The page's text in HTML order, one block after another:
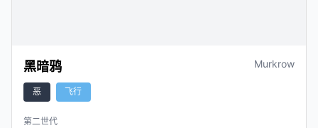
黑暗鸦 Murkrow
恶 飞行
第二世代